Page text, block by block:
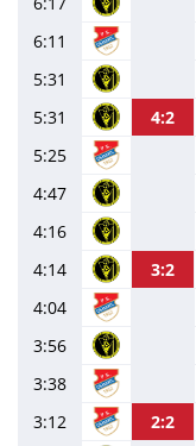
6:11
5:31
5:31
4:2
5:25
4:47
4:16
4:14
3:2
4:04
3:56
3:38
3:12
2:2